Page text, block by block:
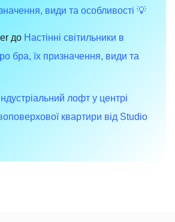
види та особливості 💡
до Настінні світильники в
бра, їх призначення, види та
Індустріальний лофт у центрі
квартири від Studio